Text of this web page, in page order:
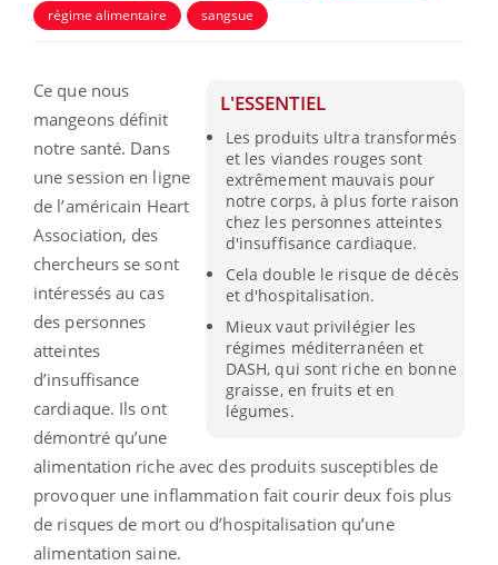
régime alimentaire
sangsue
L'ESSENTIEL
Les produits ultra transformés
et les viandes rouges sont
extrêmement mauvais pour
notre corps, à plus forte raison
chez les personnes atteintes
d'insuffisance cardiaque.
Cela double le risque de décès
et d'hospitalisation.
Mieux vaut privilégier les
régimes méditerranéen et
DASH, qui sont riche en bonne
graisse, en fruits et en
légumes.
Ce que nous
mangeons définit
notre santé. Dans
une session en ligne
de l’américain Heart
Association, des
chercheurs se sont
intéressés au cas
des personnes
atteintes
d’insuffisance
cardiaque. Ils ont
démontré qu’une
alimentation riche avec des produits susceptibles de
provoquer une inflammation fait courir deux fois plus
de risques de mort ou d’hospitalisation qu’une
alimentation saine.